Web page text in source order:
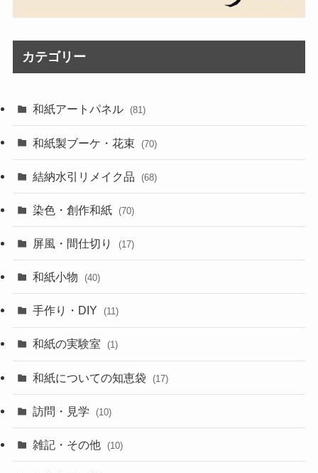
カテゴリー
和紙アートパネル (81)
和紙製ブーケ・花束 (70)
結納水引リメイク品 (68)
染色・創作和紙 (70)
屏風・間仕切り (17)
和紙小物 (40)
手作り・DIY (11)
和紙の実験室 (1)
和紙についての知恵袋 (17)
訪問・見学 (10)
雑記・その他 (10)